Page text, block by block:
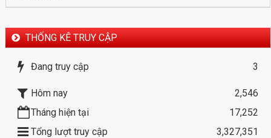
THỐNG KÊ TRUY CẬP
Đang truy cập 3
Hôm nay
2,546
Tháng hiện tại
17,252
Tổng lượt truy cập
3,327,351